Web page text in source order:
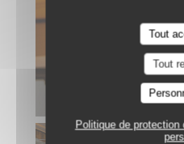
Tout
Tout
Politique de protection